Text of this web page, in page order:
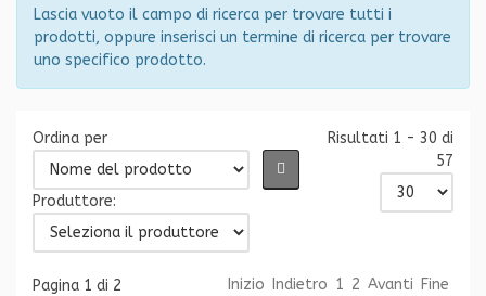
Lascia vuoto il campo di ricerca per trovare tutti i
prodotti, oppure inserisci un termine di ricerca per trovare
uno specifico prodotto.
Ordina per
Produttore:
Risultati 1 - 30 di
57
Inizio Indietro 1 2 Avanti Fine
Pagina 1 di 2